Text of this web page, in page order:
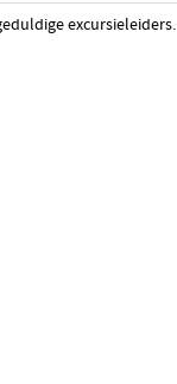
excursieleiders.